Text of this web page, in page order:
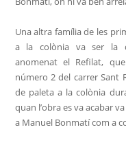
Una altra família de les
a la colònia va ser la
anomenat el Refilat,
número 2 del carrer Sant
de paleta a la colònia
quan l’obra es va acabar
a Manuel Bonmatí com a